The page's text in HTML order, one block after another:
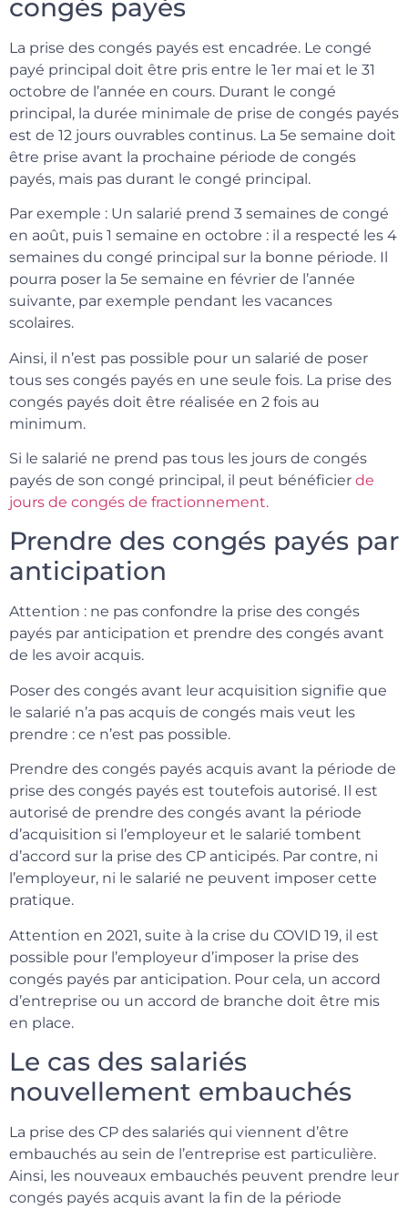
congés payés
La prise des congés payés est encadrée. Le congé
payé principal doit être pris entre le 1er mai et le 31
octobre de l’année en cours. Durant le congé
principal, la durée minimale de prise de congés payés
est de 12 jours ouvrables continus. La 5e semaine doit
être prise avant la prochaine période de congés
payés, mais pas durant le congé principal.
Par exemple : Un salarié prend 3 semaines de congé
en août, puis 1 semaine en octobre : il a respecté les 4
semaines du congé principal sur la bonne période. Il
pourra poser la 5e semaine en février de l’année
suivante, par exemple pendant les vacances
scolaires.
Ainsi, il n’est pas possible pour un salarié de poser
tous ses congés payés en une seule fois. La prise des
congés payés doit être réalisée en 2 fois au
minimum.
Si le salarié ne prend pas tous les jours de congés
payés de son congé principal, il peut bénéficier de
jours de congés de fractionnement.
Prendre des congés payés par
anticipation
Attention : ne pas confondre la prise des congés
payés par anticipation et prendre des congés avant
de les avoir acquis.
Poser des congés avant leur acquisition signifie que
le salarié n’a pas acquis de congés mais veut les
prendre : ce n’est pas possible.
Prendre des congés payés acquis avant la période de
prise des congés payés est toutefois autorisé. Il est
autorisé de prendre des congés avant la période
d’acquisition si l’employeur et le salarié tombent
d’accord sur la prise des CP anticipés. Par contre, ni
l’employeur, ni le salarié ne peuvent imposer cette
pratique.
Attention en 2021, suite à la crise du COVID 19, il est
possible pour l’employeur d’imposer la prise des
congés payés par anticipation. Pour cela, un accord
d’entreprise ou un accord de branche doit être mis
en place.
Le cas des salariés
nouvellement embauchés
La prise des CP des salariés qui viennent d’être
embauchés au sein de l’entreprise est particulière.
Ainsi, les nouveaux embauchés peuvent prendre leur
congés payés acquis avant la fin de la période